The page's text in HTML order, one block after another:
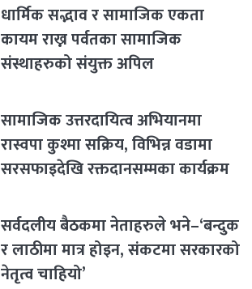
धार्मिक सद्भाव र सामाजिक एकता
कायम राख्न पर्वतका सामाजिक
संस्थाहरुको संयुक्त अपिल
सामाजिक उत्तरदायित्व अभियानमा
रास्वपा कुश्मा सक्रिय, विभिन्न वडामा
सरसफाइदेखि रक्तदानसम्मका कार्यक्रम
सर्वदलीय बैठकमा नेताहरुले भने–‘बन्दुक
र लाठीमा मात्र होइन, संकटमा सरकारको
नेतृत्व चाहियो’